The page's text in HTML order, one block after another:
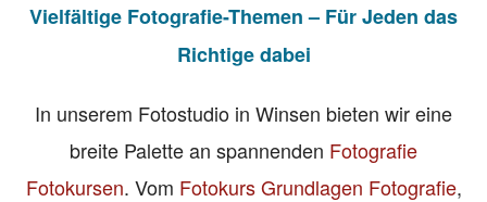
Vielfältige Fotografie-Themen – Für Jeden das
Richtige dabei
In unserem Fotostudio in Winsen bieten wir eine
breite Palette an spannenden Fotografie
Fotokursen. Vom Fotokurs Grundlagen Fotografie,